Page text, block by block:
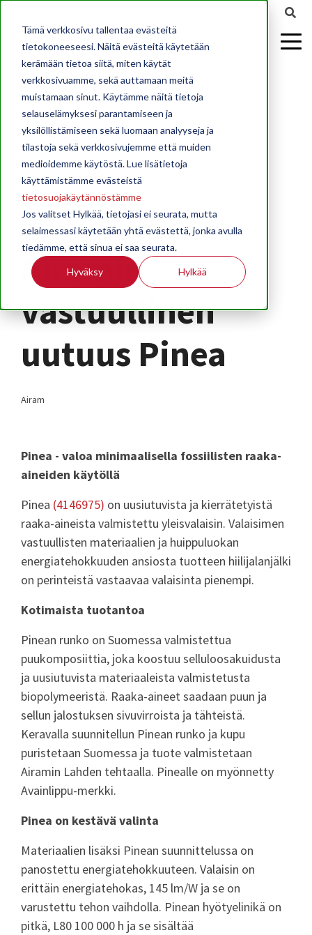
Tämä verkkosivu tallentaa evästeitä
tietokoneeseesi. Näitä evästeitä käytetään
kerämään tietoa siitä, miten käytät
verkkosivuamme, sekä auttamaan meitä
muistamaan sinut. Käytämme näitä tietoja
selauselämyksesi parantamiseen ja
yksilöllistämiseen sekä luomaan analyyseja ja
tilastoja sekä verkkosivujemme että muiden
medioidemme käytöstä. Lue lisätietoja
käyttämistämme evästeistä
tietosuojakäytännöstämme
Jos valitset Hylkää, tietojasi ei seurata, mutta
selaimessasi käytetään yhtä evästettä, jonka avulla
tiedämme, että sinua ei saa seurata.
Hyväksy Hylkää
Airamin
vastuullinen
uutuus Pinea
Airam
Pinea - valoa minimaalisella fossiilisten raaka-
aineiden käytöllä
Pinea (4146975) on uusiutuvista ja kierrätetyistä
raaka-aineista valmistettu yleisvalaisin. Valaisimen
vastuullisten materiaalien ja huippuluokan
energiatehokkuuden ansiosta tuotteen hiilijalanjälki
on perinteistä vastaavaa valaisinta pienempi.
Kotimaista tuotantoa
Pinean runko on Suomessa valmistettua
puukomposiittia, joka koostuu selluloosakuidusta
ja uusiutuvista materiaaleista valmistetusta
biopolymeeristä. Raaka-aineet saadaan puun ja
sellun jalostuksen sivuvirroista ja tähteistä.
Keravalla suunnitellun Pinean runko ja kupu
puristetaan Suomessa ja tuote valmistetaan
Airamin Lahden tehtaalla. Pinealle on myönnetty
Avainlippu-merkki.
Pinea on kestävä valinta
Materiaalien lisäksi Pinean suunnittelussa on
panostettu energiatehokkuuteen. Valaisin on
erittäin energiatehokas, 145 lm/W ja se on
varustettu tehon vaihdolla. Pinean hyötyelinikä on
pitkä, L80 100 000 h ja se sisältää